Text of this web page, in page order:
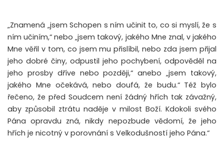
„Znamená „jsem Schopen s ním učinit to, co si myslí, že s
ním učiním,“ nebo „jsem takový, jakého Mne znal, v jakého
Mne věřil v tom, co jsem mu přislíbil, nebo zda jsem přijal
jeho dobré činy, odpustil jeho pochybení, odpověděl na
jeho prosby dříve nebo později,“ anebo „jsem takový,
jakého Mne očekává, nebo doufá, že budu.“ Též bylo
řečeno, že před Soudcem není žádný hřích tak závažný,
aby způsobil ztrátu naděje v milost Boží. Kdokoli svého
Pána opravdu zná, nikdy nepozbude vědomí, že jeho
hřích je nicotný v porovnání s Velkodušností jeho Pána.“